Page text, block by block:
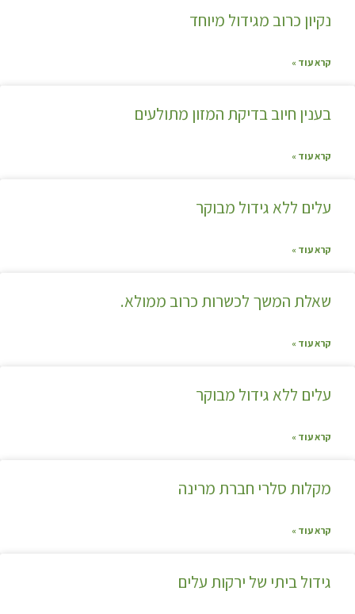
נקיון כרוב מגידול מיוחד
קרא עוד »
בענין חיוב בדיקת המזון מתולעים
קרא עוד »
עלים ללא גידול מבוקר
קרא עוד »
שאלת המשך לכשרות כרוב ממולא.
קרא עוד »
עלים ללא גידול מבוקר
קרא עוד »
מקלות סלרי חברת מרינה
קרא עוד »
גידול ביתי של ירקות עלים